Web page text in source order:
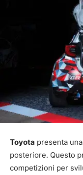
Toyota presenta
posteriore. Questo
competizioni per